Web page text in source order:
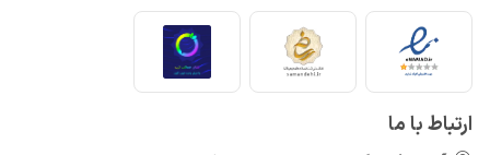
خرداد 22, 1404
ارتباط با ما